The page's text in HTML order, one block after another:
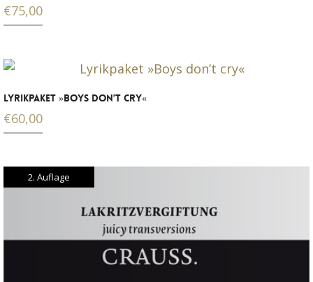
€75,00
LYRIKPAKET »BOYS DON’T CRY«
€60,00
2. Auflage